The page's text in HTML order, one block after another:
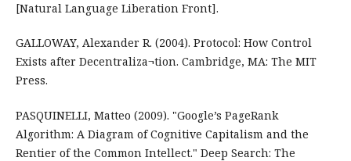
[Natural Language Liberation Front].
GALLOWAY, Alexander R. (2004). Protocol: How Control
Exists after Decentraliza¬tion. Cambridge, MA: The MIT
Press.
PASQUINELLI, Matteo (2009). "Google’s PageRank
Algorithm: A Diagram of Cognitive Capitalism and the
Rentier of the Common Intellect." Deep Search: The